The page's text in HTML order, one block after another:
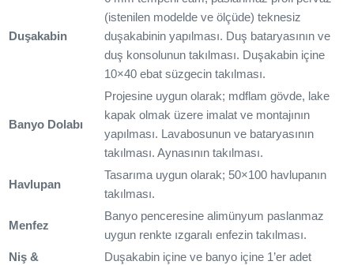
Duşakabin
(istenilen modelde ve ölçüde) teknesiz
duşakabinin yapılması. Duş bataryasının ve
duş konsolunun takılması. Duşakabin içine
10×40 ebat süzgecin takılması.
Banyo Dolabı
Projesine uygun olarak; mdflam gövde, lake
kapak olmak üzere imalat ve montajının
yapılması. Lavabosunun ve bataryasının
takılması. Aynasının takılması.
Havlupan
Tasarıma uygun olarak; 50×100 havlupanın
takılması.
Menfez
Banyo penceresine alimünyum paslanmaz
uygun renkte ızgaralı enfezin takılması.
Niş &
Duşakabin içine ve banyo içine 1’er adet